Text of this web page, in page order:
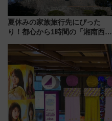
夏休みの家族旅行先にぴった
り！都心から1時間の「湘南西エ
島とは異なる魅力を持つ今夏の
注目スポット